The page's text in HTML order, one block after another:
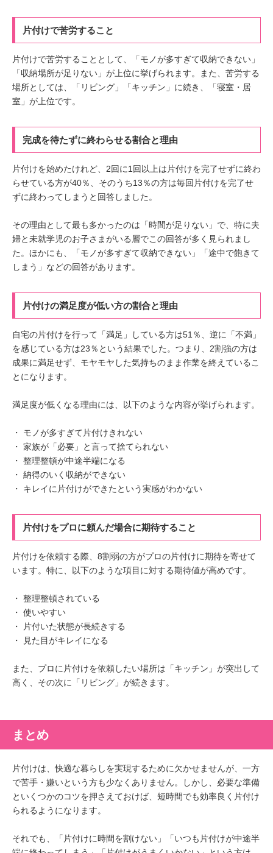
片付けで苦労すること
片付けで苦労することとして、「モノが多すぎて収納できない」
「収納場所が足りない」が上位に挙げられます。また、苦労する
場所としては、「リビング」「キッチン」に続き、「寝室・居
室」が上位です。
完成を待たずに終わらせる割合と理由
片付けを始めたけれど、2回に1回以上は片付けを完了せずに終わ
らせている方が40％、そのうち13％の方は毎回片付けを完了せ
ずに終わってしまうと回答しました。
その理由として最も多かったのは「時間が足りない」で、特に夫
婦と未就学児のお子さまがいる層でこの回答が多く見られまし
た。ほかにも、「モノが多すぎて収納できない」「途中で飽きて
しまう」などの回答があります。
片付けの満足度が低い方の割合と理由
自宅の片付けを行って「満足」している方は51％、逆に「不満」
を感じている方は23％という結果でした。つまり、2割強の方は
成果に満足せず、モヤモヤした気持ちのまま作業を終えているこ
とになります。
満足度が低くなる理由には、以下のような内容が挙げられます。
・ モノが多すぎて片付けきれない
・ 家族が「必要」と言って捨てられない
・ 整理整頓が中途半端になる
・ 納得のいく収納ができない
・ キレイに片付けができたという実感がわかない
片付けをプロに頼んだ場合に期待すること
片付けを依頼する際、8割弱の方がプロの片付けに期待を寄せて
います。特に、以下のような項目に対する期待値が高めです。
・ 整理整頓されている
・ 使いやすい
・ 片付いた状態が長続きする
・ 見た目がキレイになる
また、プロに片付けを依頼したい場所は「キッチン」が突出して
高く、その次に「リビング」が続きます。
まとめ
片付けは、快適な暮らしを実現するために欠かせませんが、一方
で苦手・嫌いという方も少なくありません。しかし、必要な準備
といくつかのコツを押さえておけば、短時間でも効率良く片付け
られるようになります。
それでも、「片付けに時間を割けない」「いつも片付けが中途半